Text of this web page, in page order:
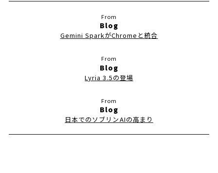
Blog
Gemini SparkがChromeと統合
Blog
Lyria 3.5の登場
Blog
日本でのソブリンAIの高まり